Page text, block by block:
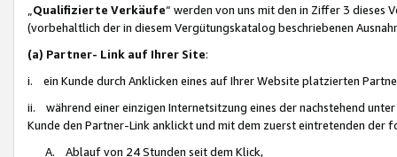
Qualifizierte Verkäufe“ werden von uns mit den in Ziffer 3
(vorbehaltlich der in diesem Vergütungskatalog beschriebenen
(a) Partner- Link auf Ihrer Site:
i. ein Kunde durch Anklicken eines auf Ihrer Website platzierten
ii. während einer einzigen Internetsitzung eines der nachstehend
Kunde den Partner-Link anklickt und mit dem zuerst eintretenden der
A. Ablauf von 24 Stunden seit dem Klick,